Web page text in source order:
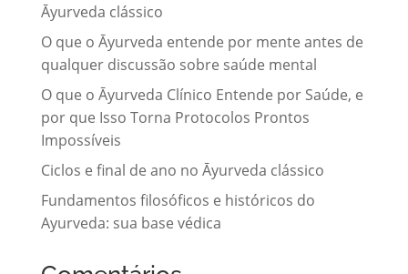
Āyurveda clássico
O que o Āyurveda entende por mente antes de
qualquer discussão sobre saúde mental
O que o Āyurveda Clínico Entende por Saúde, e
por que Isso Torna Protocolos Prontos
Impossíveis
Ciclos e final de ano no Āyurveda clássico
Fundamentos filosóficos e históricos do
Ayurveda: sua base védica